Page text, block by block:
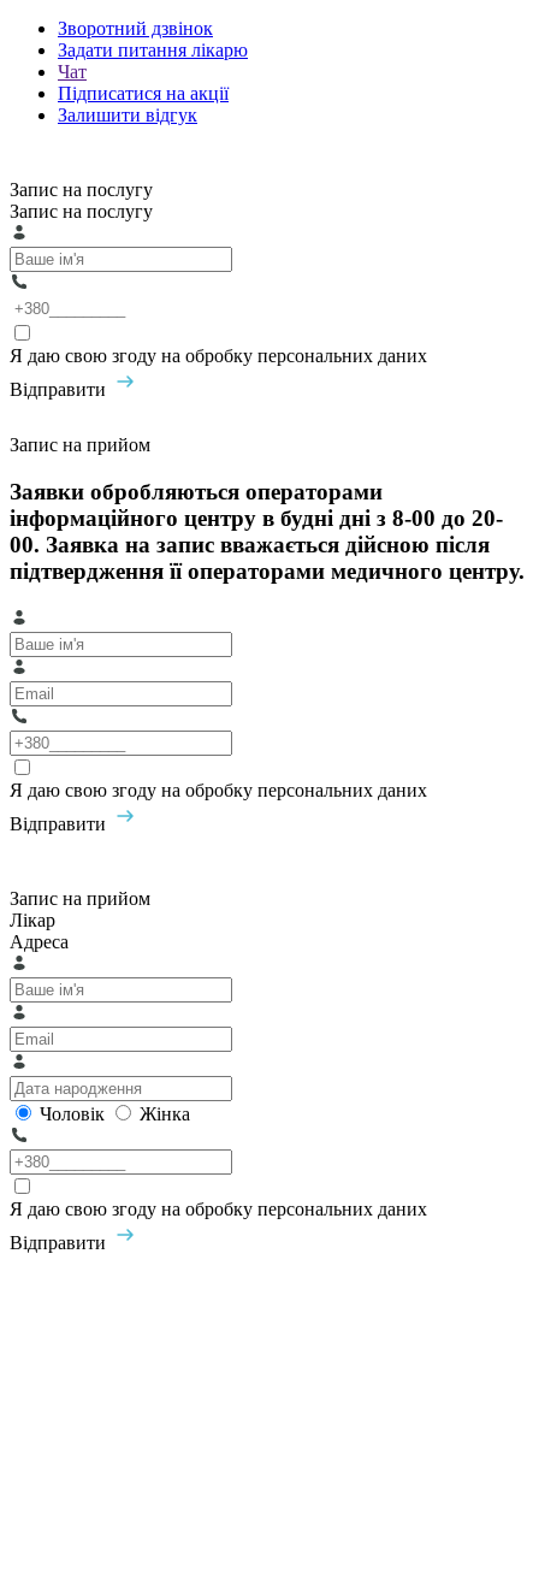
Зворотний дзвінок
Задати питання лікарю
Чат
Підписатися на акції
Залишити відгук
Запис на послугу
Запис на послугу
Я даю свою згоду на обробку персональних даних
Відправити
Запис на прийом
Заявки обробляються операторами
інформаційного центру в будні дні з 8-00 до 20-
00. Заявка на запис вважається дійсною після
підтвердження її операторами медичного центру.
Я даю свою згоду на обробку персональних даних
Відправити
Запис на прийом
Лікар
Адреса
Чоловік Жінка
Я даю свою згоду на обробку персональних даних
Відправити